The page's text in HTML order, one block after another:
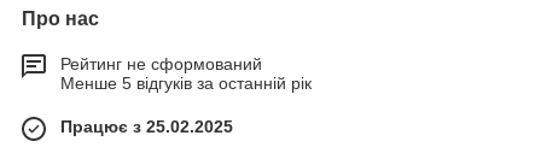
Про нас
Рейтинг не сформований
Менше 5 відгуків за останній рік
Працює з 25.02.2025